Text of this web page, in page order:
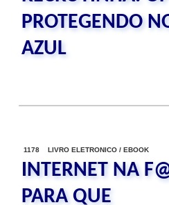
PROTEGENDO
AZUL
1178 LIVRO ELETRONICO / EBOOK
INTERNET NA
PARA QUE